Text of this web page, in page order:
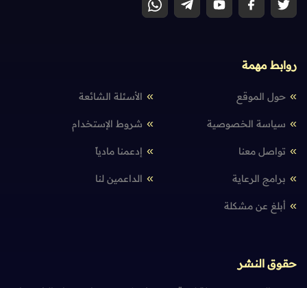
روابط مهمة
حول الموقع الأسئلة الشائعة
سياسة الخصوصية شروط الإستخدام
تواصل معنا إدعمنا مادياً
برامج الرعاية الداعمين لنا
أبلغ عن مشكلة
حقوق النشر